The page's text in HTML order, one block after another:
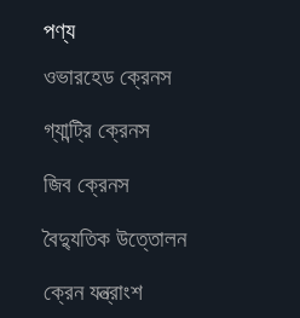
পণ্য
ওভারহেড ক্রেনস
গ্যান্ট্রি ক্রেনস
জিব ক্রেনস
বৈদ্যুতিক উত্তোলন
ক্রেন যন্ত্রাংশ